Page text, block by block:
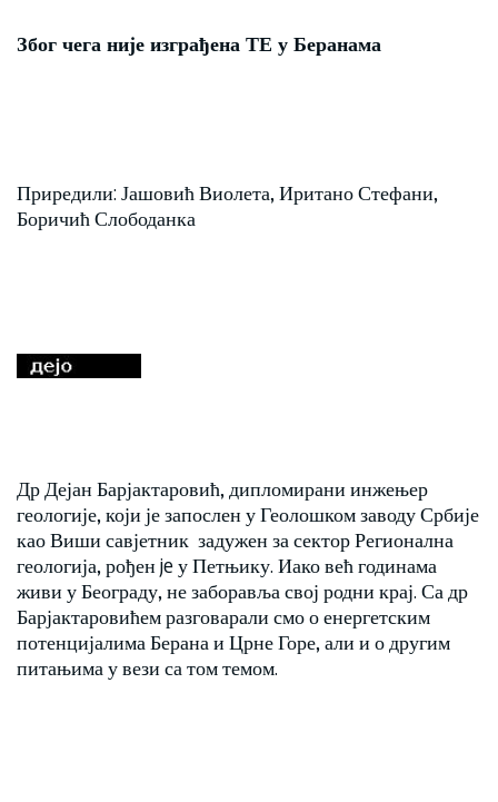
Због чега није изграђена ТЕ у Беранама
Приредили: Јашовић Виолета, Иритано Стефани,
Боричић Слободанка
Др Дејан Барјактаровић, дипломирани инжењер
геологије, који је запослен у Геолошком заводу Србије
као Виши савјетник задужен за сектор Регионална
геологија, рођен je у Петњику. Иако већ годинама
живи у Београду, не заборавља свој родни крај. Са др
Барјактаровићем разговарали смо о енергетским
потенцијалима Берана и Црне Горе, али и о другим
питањима у вези са том темом.